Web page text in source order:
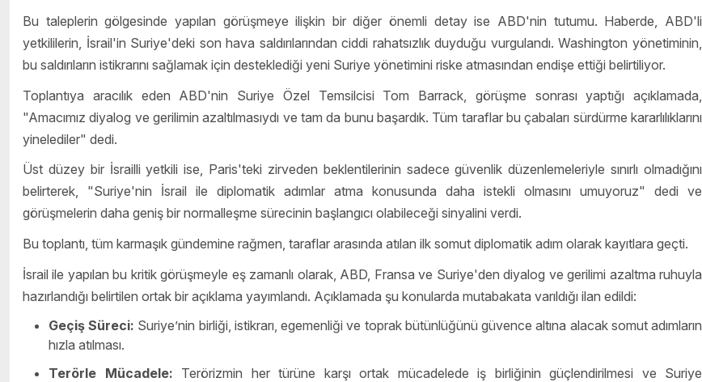
Bu taleplerin gölgesinde yapılan görüşmeye ilişkin bir diğer önemli detay ise ABD'nin tutumu. Haberde, ABD'li
yetkililerin, İsrail'in Suriye'deki son hava saldırılarından ciddi rahatsızlık duyduğu vurgulandı. Washington yönetiminin,
bu saldırıların istikrarını sağlamak için desteklediği yeni Suriye yönetimini riske atmasından endişe ettiği belirtiliyor.
Toplantıya aracılık eden ABD'nin Suriye Özel Temsilcisi Tom Barrack, görüşme sonrası yaptığı açıklamada,
"Amacımız diyalog ve gerilimin azaltılmasıydı ve tam da bunu başardık. Tüm taraflar bu çabaları sürdürme kararlılıklarını
yinelediler" dedi.
Üst düzey bir İsrailli yetkili ise, Paris'teki zirveden beklentilerinin sadece güvenlik düzenlemeleriyle sınırlı olmadığını
belirterek, "Suriye'nin İsrail ile diplomatik adımlar atma konusunda daha istekli olmasını umuyoruz" dedi ve
görüşmelerin daha geniş bir normalleşme sürecinin başlangıcı olabileceği sinyalini verdi.
Bu toplantı, tüm karmaşık gündemine rağmen, taraflar arasında atılan ilk somut diplomatik adım olarak kayıtlara geçti.
İsrail ile yapılan bu kritik görüşmeyle eş zamanlı olarak, ABD, Fransa ve Suriye'den diyalog ve gerilimi azaltma ruhuyla
hazırlandığı belirtilen ortak bir açıklama yayımlandı. Açıklamada şu konularda mutabakata varıldığı ilan edildi:
Geçiş Süreci: Suriye’nin birliği, istikrarı, egemenliği ve toprak bütünlüğünü güvence altına alacak somut adımların
hızla atılması.
Terörle Mücadele: Terörizmin her türüne karşı ortak mücadelede iş birliğinin güçlendirilmesi ve Suriye